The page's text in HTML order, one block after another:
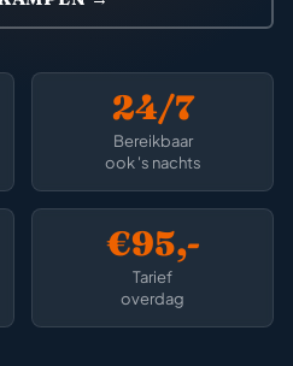
24/7
Bereikbaar
ook 's nachts
€95,-
Tarief
overdag